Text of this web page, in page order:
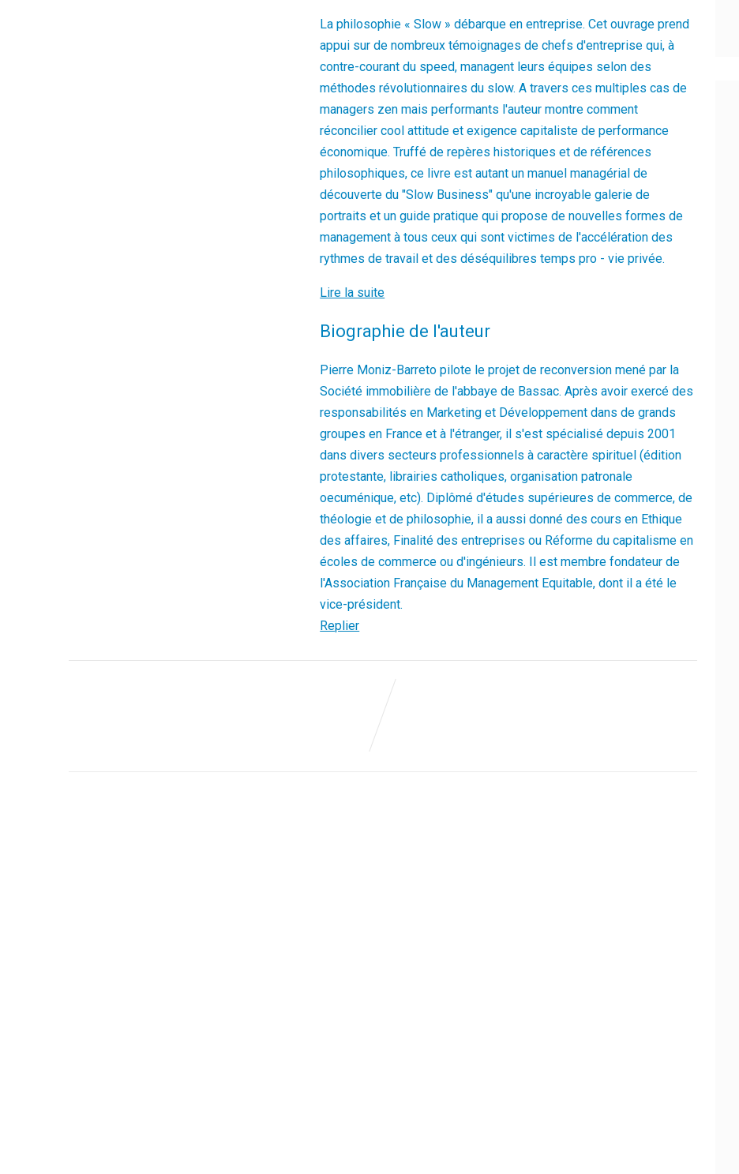
La philosophie « Slow » débarque en entreprise. Cet ouvrage prend
appui sur de nombreux témoignages de chefs d'entreprise qui, à
contre-courant du speed, managent leurs équipes selon des
méthodes révolutionnaires du slow. A travers ces multiples cas de
managers zen mais performants l'auteur montre comment
réconcilier cool attitude et exigence capitaliste de performance
économique. Truffé de repères historiques et de références
philosophiques, ce livre est autant un manuel managérial de
découverte du "Slow Business" qu'une incroyable galerie de
portraits et un guide pratique qui propose de nouvelles formes de
management à tous ceux qui sont victimes de l'accélération des
rythmes de travail et des déséquilibres temps pro - vie privée.
Lire la suite
Biographie de l'auteur
Pierre Moniz-Barreto pilote le projet de reconversion mené par la
Société immobilière de l'abbaye de Bassac. Après avoir exercé des
responsabilités en Marketing et Développement dans de grands
groupes en France et à l'étranger, il s'est spécialisé depuis 2001
dans divers secteurs professionnels à caractère spirituel (édition
protestante, librairies catholiques, organisation patronale
oecuménique, etc). Diplômé d'études supérieures de commerce, de
théologie et de philosophie, il a aussi donné des cours en Ethique
des affaires, Finalité des entreprises ou Réforme du capitalisme en
écoles de commerce ou d'ingénieurs. Il est membre fondateur de
l'Association Française du Management Equitable, dont il a été le
vice-président.
Replier